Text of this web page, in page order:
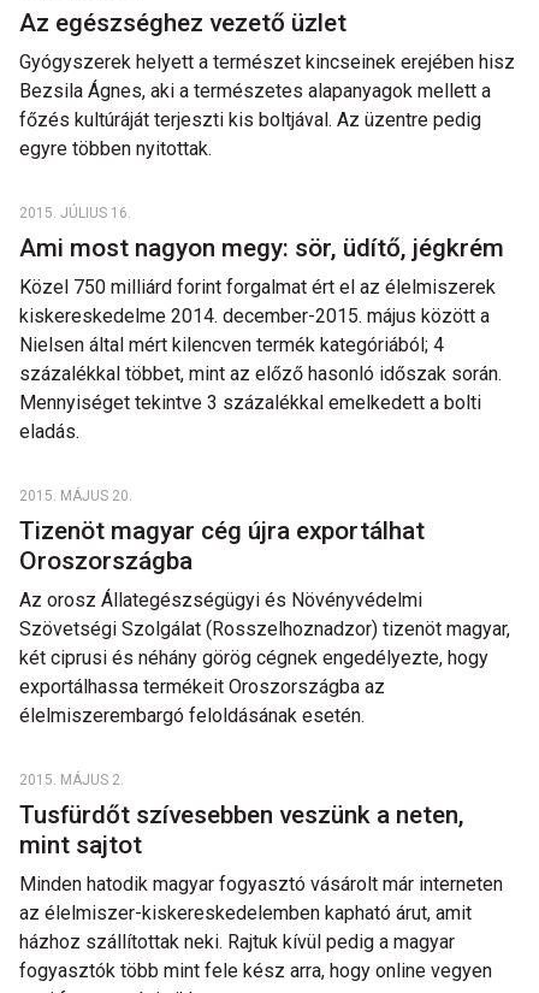
Az egészséghez vezető üzlet
Gyógyszerek helyett a természet kincseinek erejében hisz
Bezsila Ágnes, aki a természetes alapanyagok mellett a
főzés kultúráját terjeszti kis boltjával. Az üzentre pedig
egyre többen nyitottak.
2015. JÚLIUS 16.
Ami most nagyon megy: sör, üdítő, jégkrém
Közel 750 milliárd forint forgalmat ért el az élelmiszerek
kiskereskedelme 2014. december-2015. május között a
Nielsen által mért kilencven termék kategóriából; 4
százalékkal többet, mint az előző hasonló időszak során.
Mennyiséget tekintve 3 százalékkal emelkedett a bolti
eladás.
2015. MÁJUS 20.
Tizenöt magyar cég újra exportálhat
Oroszországba
Az orosz Állategészségügyi és Növényvédelmi
Szövetségi Szolgálat (Rosszelhoznadzor) tizenöt magyar,
két ciprusi és néhány görög cégnek engedélyezte, hogy
exportálhassa termékeit Oroszországba az
élelmiszerembargó feloldásának esetén.
2015. MÁJUS 2.
Tusfürdőt szívesebben veszünk a neten,
mint sajtot
Minden hatodik magyar fogyasztó vásárolt már interneten
az élelmiszer-kiskereskedelemben kapható árut, amit
házhoz szállítottak neki. Rajtuk kívül pedig a magyar
fogyasztók több mint fele kész arra, hogy online vegyen